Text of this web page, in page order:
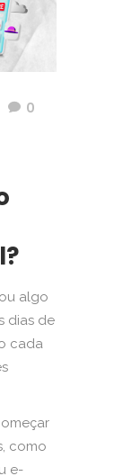
0
algo
dias de
cada
como
e-